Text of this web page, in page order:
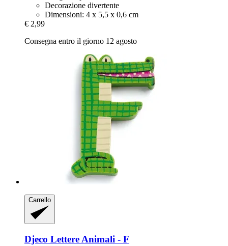
Decorazione divertente
Dimensioni: 4 x 5,5 x 0,6 cm
€ 2,99
Consegna entro il giorno 12 agosto
Carrello
Djeco Lettere Animali -​ F